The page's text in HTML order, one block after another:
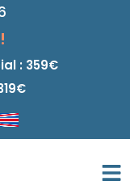
: 359€